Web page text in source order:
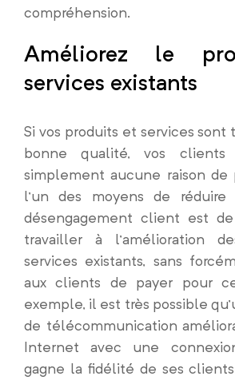
compréhension.
Améliorez le
services existants
Si vos produits et services sont
bonne qualité, vos clients
simplement aucune raison de
l’un des moyens de
désengagement client est
travailler à l’amélioration
services existants, sans
aux clients de payer pour
exemple, il est très possible
de télécommunication
Internet avec une
gagne la fidélité de ses